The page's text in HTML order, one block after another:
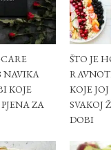
CARE
NAVIKA
KOJE
ZA
ŠTO JE
KOJE
SVAKOJ
DOBI